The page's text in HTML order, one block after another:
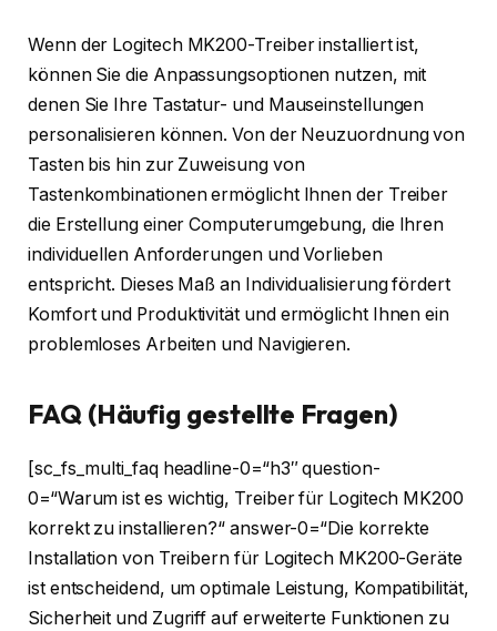
Wenn der Logitech MK200-Treiber installiert ist,
können Sie die Anpassungsoptionen nutzen, mit
denen Sie Ihre Tastatur- und Mauseinstellungen
personalisieren können. Von der Neuzuordnung von
Tasten bis hin zur Zuweisung von
Tastenkombinationen ermöglicht Ihnen der Treiber
die Erstellung einer Computerumgebung, die Ihren
individuellen Anforderungen und Vorlieben
entspricht. Dieses Maß an Individualisierung fördert
Komfort und Produktivität und ermöglicht Ihnen ein
problemloses Arbeiten und Navigieren.
FAQ (Häufig gestellte Fragen)
[sc_fs_multi_faq headline-0=“h3″ question-
0=“Warum ist es wichtig, Treiber für Logitech MK200
korrekt zu installieren?“ answer-0=“Die korrekte
Installation von Treibern für Logitech MK200-Geräte
ist entscheidend, um optimale Leistung, Kompatibilität,
Sicherheit und Zugriff auf erweiterte Funktionen zu